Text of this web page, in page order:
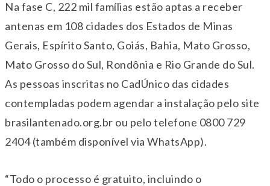
Na fase C, 222 mil famílias estão aptas a receber
antenas em 108 cidades dos Estados de Minas
Gerais, Espírito Santo, Goiás, Bahia, Mato Grosso,
Mato Grosso do Sul, Rondônia e Rio Grande do Sul.
As pessoas inscritas no CadÚnico das cidades
contempladas podem agendar a instalação pelo site
brasilantenado.org.br ou pelo telefone 0800 729
2404 (também disponível via WhatsApp).
“Todo o processo é gratuito, incluindo o